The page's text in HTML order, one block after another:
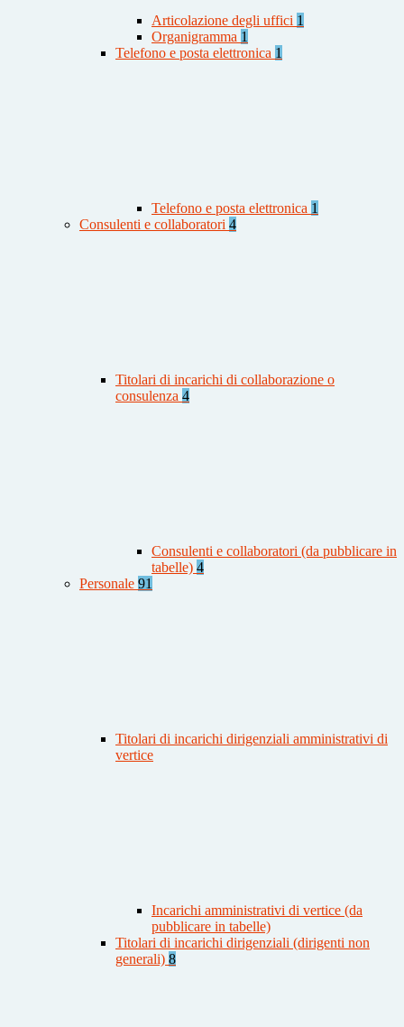
Articolazione degli uffici 1
Organigramma 1
Telefono e posta elettronica 1
Telefono e posta elettronica 1
Consulenti e collaboratori 4
Titolari di incarichi di collaborazione o
consulenza 4
Consulenti e collaboratori (da pubblicare in
tabelle) 4
Personale 91
Titolari di incarichi dirigenziali amministrativi di
vertice
Incarichi amministrativi di vertice (da
pubblicare in tabelle)
Titolari di incarichi dirigenziali (dirigenti non
generali) 8